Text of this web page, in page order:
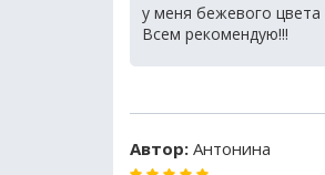
у меня бежевого
Всем рекомендую!!!
Автор: Антонина